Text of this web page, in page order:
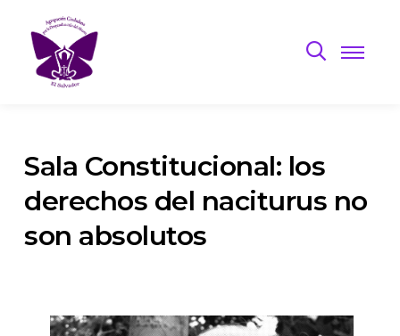
Sala Constitucional: los
derechos del naciturus no
son absolutos